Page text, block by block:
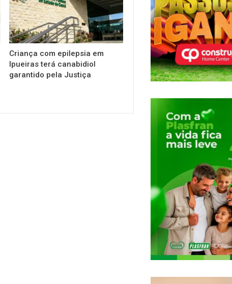
Criança com epilepsia em
Ipueiras terá canabidiol
garantido pela Justiça